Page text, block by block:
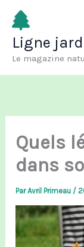
Aller
contenu
Ligne
Le magazine
Quels
dans
ParAvril Primeau /